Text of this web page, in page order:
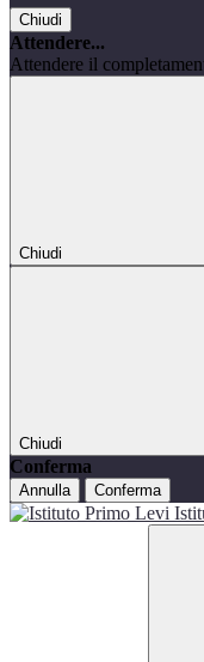
Chiudi
Attendere...
Attendere il
Chiudi
Chiudi
Conferma
Annulla Conferma